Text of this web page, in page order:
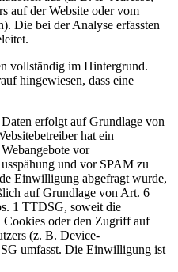
auf der Website oder vom
Die bei der Analyse erfassten
vollständig im Hintergrund.
hingewiesen, dass eine
erfolgt auf Grundlage von
hat ein
vor
und vor SPAM zu
Einwilligung abgefragt wurde,
auf Grundlage von Art. 6
1 TTDSG, soweit die
oder den Zugriff auf
(z. B. Device-
umfasst. Die Einwilligung ist